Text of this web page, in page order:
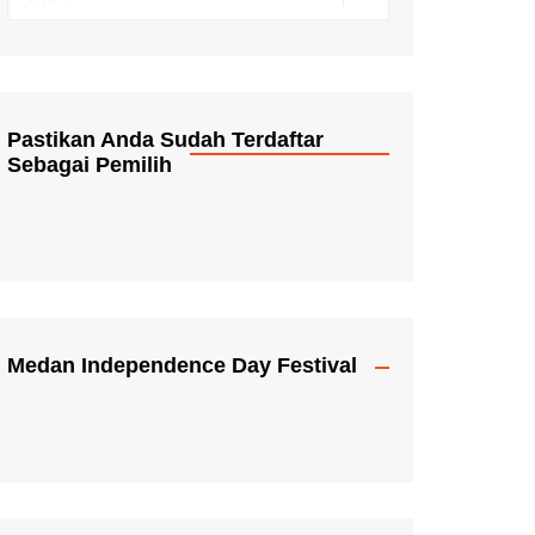
Pastikan Anda Sudah Terdaftar
Sebagai Pemilih
Medan Independence Day Festival